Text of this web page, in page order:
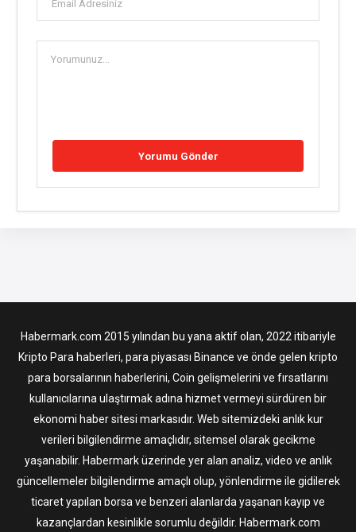
Habermark.com 2015 yılından bu yana aktif olan, 2022 itibariyle
Kripto Para haberleri, para piyasası Binance ve önde gelen kripto
para borsalarının haberlerini, Coin gelişmelerini ve fırsatlarını
kullanıcılarına ulaştırmak adına hizmet vermeyi sürdüren bir
ekonomi haber sitesi markasıdır. Web sitemizdeki anlık kur
verileri bilgilendirme amaçlıdır, sitemsel olarak gecikme
yaşanabilir. Habermark üzerinde yer alan analiz, video ve anlık
güncellemeler bilgilendirme amaçlı olup, yönlendirme ile gidilerek
ticaret yapılan borsa ve benzeri alanlarda yaşanan kayıp ve
kazançlardan kesinlikle sorumlu değildir. Habermark.com